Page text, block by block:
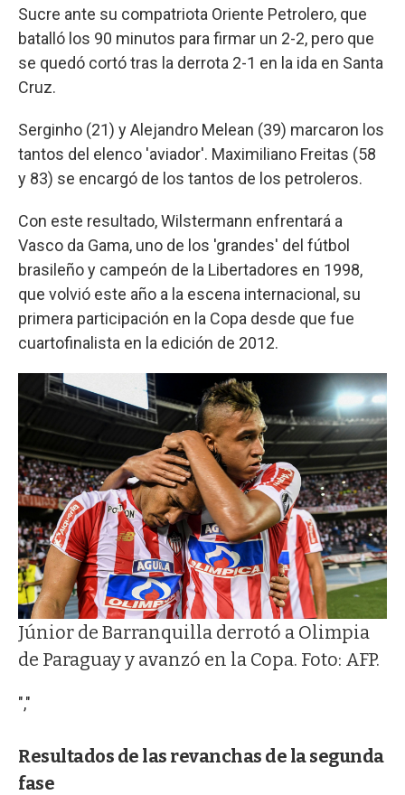
Sucre ante su compatriota Oriente Petrolero, que
batalló los 90 minutos para firmar un 2-2, pero que
se quedó cortó tras la derrota 2-1 en la ida en Santa
Cruz.
Serginho (21) y Alejandro Melean (39) marcaron los
tantos del elenco 'aviador'. Maximiliano Freitas (58
y 83) se encargó de los tantos de los petroleros.
Con este resultado, Wilstermann enfrentará a
Vasco da Gama, uno de los 'grandes' del fútbol
brasileño y campeón de la Libertadores en 1998,
que volvió este año a la escena internacional, su
primera participación en la Copa desde que fue
cuartofinalista en la edición de 2012.
Júnior de Barranquilla derrotó a Olimpia
de Paraguay y avanzó en la Copa. Foto: AFP.
","
Resultados de las revanchas de la segunda
fase